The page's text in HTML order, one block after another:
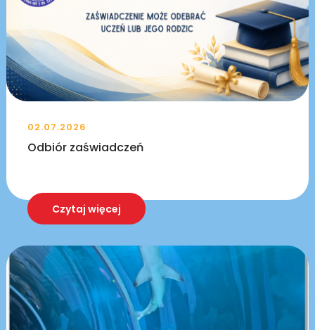
02.07.2026
Odbiór zaświadczeń
Czytaj więcej